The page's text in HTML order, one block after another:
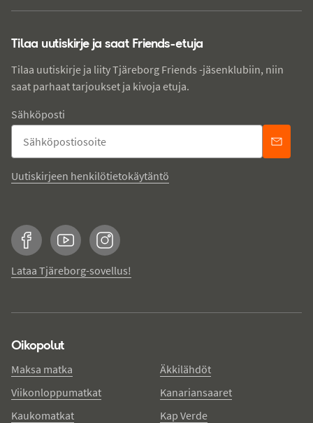
Tilaa uutiskirje ja saat Friends-etuja
Tilaa uutiskirje ja liity Tjäreborg Friends -jäsenklubiin, niin
saat parhaat tarjoukset ja kivoja etuja.
Sähköposti
Uutiskirjeen henkilötietokäytäntö
FacebookYouTubeInstagram
Lataa Tjäreborg-sovellus!
Oikopolut
Maksa matka
Viikonloppumatkat
Kaukomatkat
Äkkilähdöt
Kanariansaaret
Kap Verde